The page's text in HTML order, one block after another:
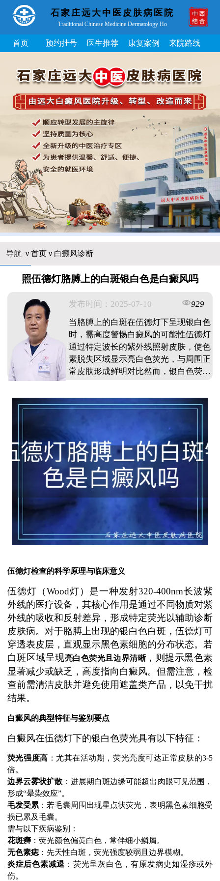
石家庄远大中医皮肤病医院
Traditional Chinese Medicine Dermatology Ho
首页 预约挂号 医生推荐 康复案例 来院路线
导航 ν 首页ν 白癜风诊断
照伍德灯胳膊上的白斑银白色是白癜风吗
发布时间：2025-07-10
929
当胳膊上的白斑在伍德灯下呈现银白色
时，需高度警惕白癜风的可能性伍德灯
通过特定波长的紫外线照射皮肤，使色
素脱失区域显示亮白色荧光，与周围正
常皮肤形成鲜明对比然而，银白色荧光
也可能呈现类似表现确诊需结合临床表
现，如白斑边界是否清晰，有无扩散史
织病理学检查患者应及时就医，避免自
行诊断延误治疗。 ...
伍德灯检查的科学原理与临床意义
伍德灯（Wood灯）是一种发射320-400nm长波紫
外线的医疗设备，其核心作用是通过不同物质对紫
外线的吸收和反射差异，形成特定荧光以辅助诊断
皮肤病。对于胳膊上出现的银白色白斑，伍德灯可
穿透表皮层，直观显示黑色素细胞的分布状态。若
白斑区域呈现亮白色荧光且边界清晰，则提示黑色素
显著减少或缺乏，高度指向白癜风。但需注意，检
查前需清洁皮肤并避免使用遮盖类产品，以免干扰
结果。
白癜风的典型特征与鉴别要点
白癜风在伍德灯下的银白色荧光具有以下特征：
荧光强度高 ：尤其在活动期，荧光亮度可达正常皮肤的3-5
倍。
边界云雾状扩散 ：进展期白斑边缘可能超出肉眼可见范围，
形成“晕染效应”。
毛发受累 ：若毛囊周围出现星点状荧光，表明黑色素细胞受
损已累及毛囊。
需与以下疾病鉴别：
花斑癣：荧光颜色偏黄白色，常伴细小鳞屑。
无色素痣：先天性白斑，荧光强度较弱且边界模糊。
炎症后色素减退 ：荧光呈灰白色，有原发病史如湿疹或外
伤。